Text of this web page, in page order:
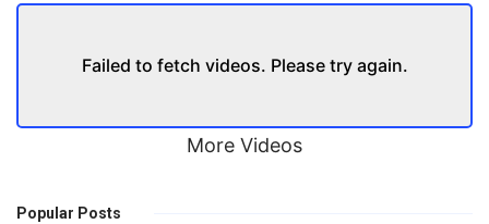
Failed to fetch videos. Please try again.
More Videos
Popular Posts